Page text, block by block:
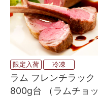
限定入荷 冷凍
ラム フレンチラック
800g台 （ラムチョッ